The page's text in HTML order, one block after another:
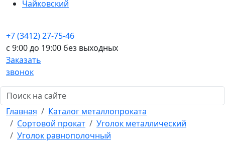
Чайковский
+7 (3412) 27-75-46
c 9:00 до 19:00 без выходных
Заказать
звонок
Главная
Каталог металлопроката
Сортовой прокат
Уголок металлический
Уголок равнополочный